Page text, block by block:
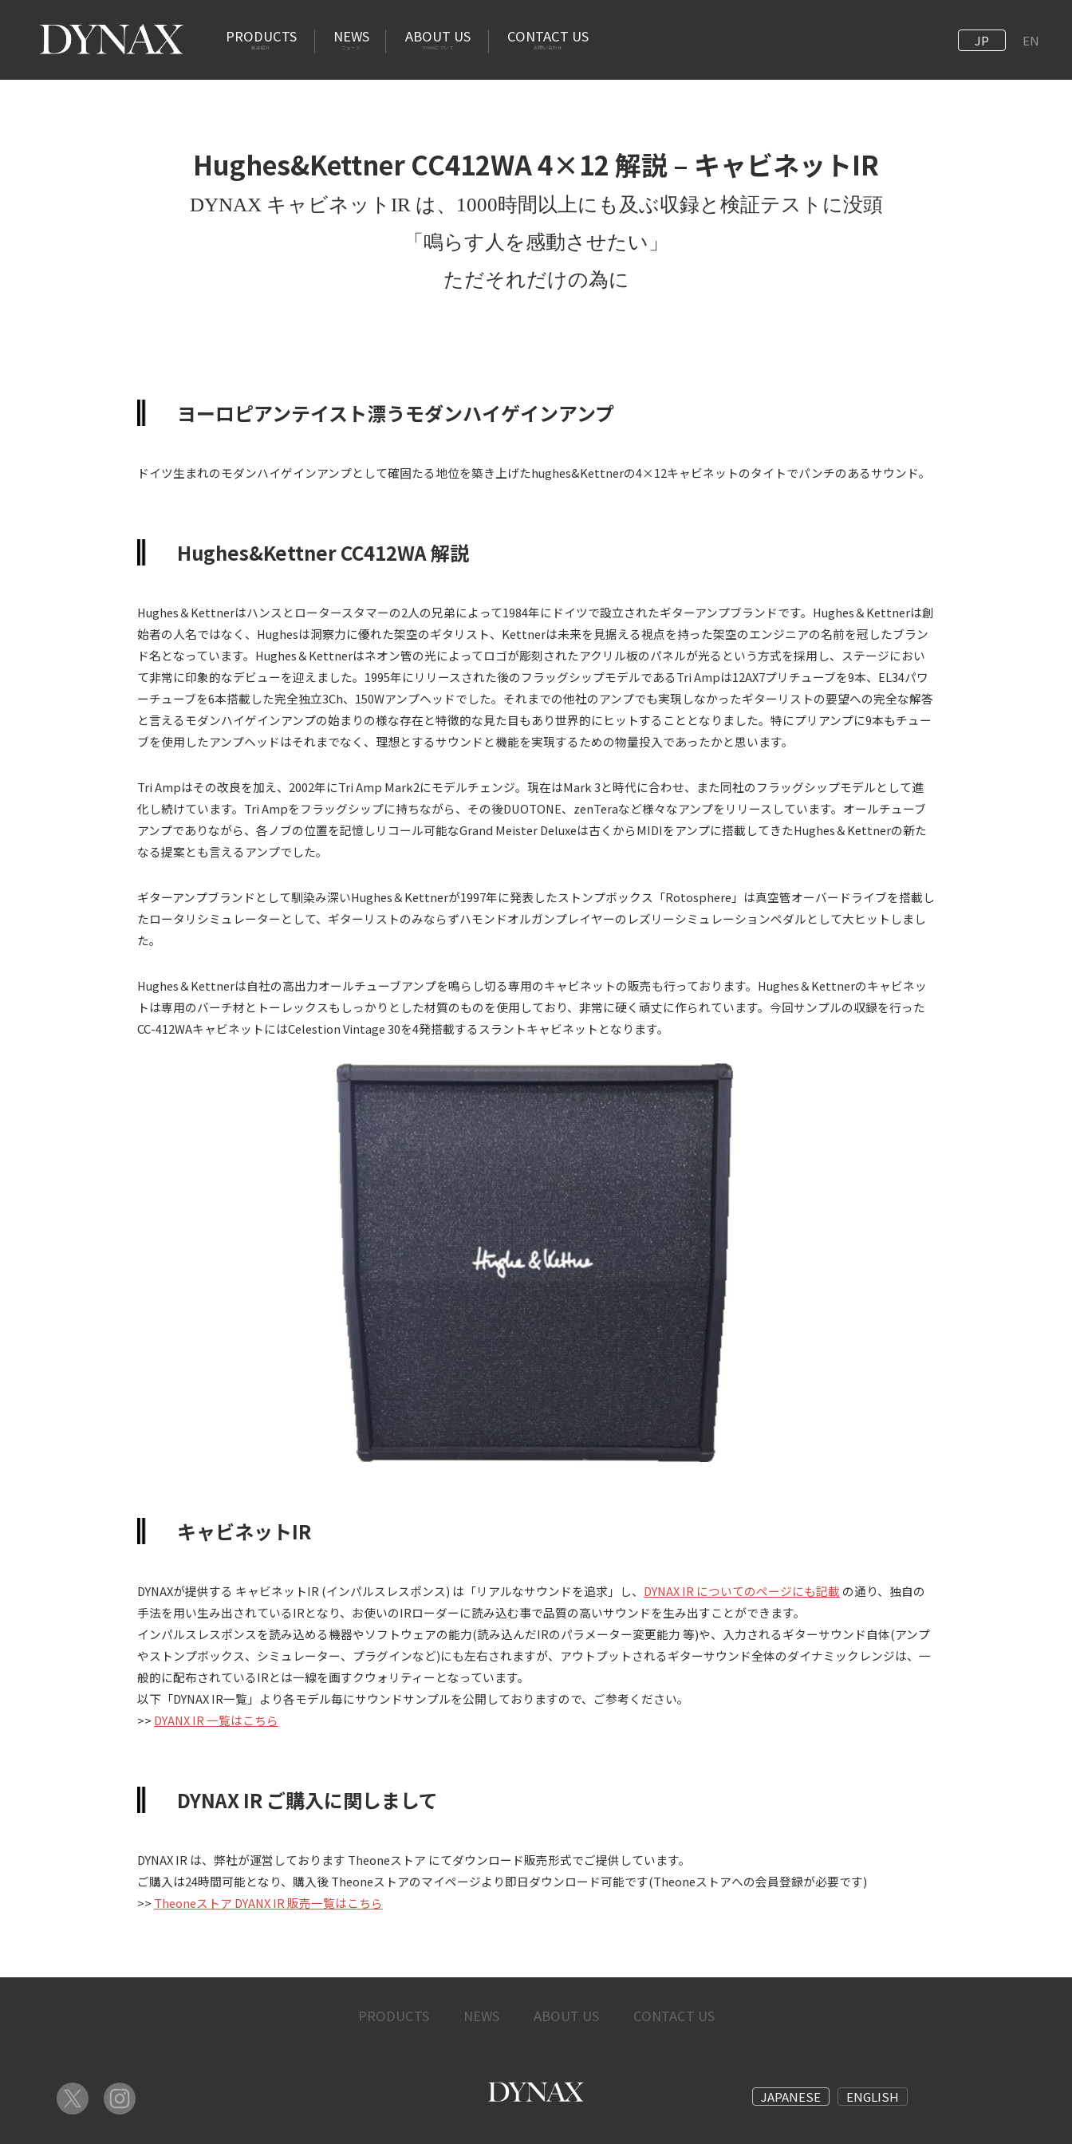
PRODUCTS
製品紹介
NEWS
ニュース
ABOUT US
DYNAXについて
CONTACT US
お問い合わせ JP EN
Hughes&Kettner CC412WA 4×12 解説 – キャビネットIR
DYNAX キャビネットIR は、1000時間以上にも及ぶ収録と検証テストに没頭
「鳴らす人を感動させたい」
ただそれだけの為に
ヨーロピアンテイスト漂うモダンハイゲインアンプ
ドイツ生まれのモダンハイゲインアンプとして確固たる地位を築き上げたhughes&Kettnerの4×12キャビネットのタイトでパンチのあるサウンド。
Hughes&Kettner CC412WA 解説
Hughes＆Kettnerはハンスとロータースタマーの2人の兄弟によって1984年にドイツで設立されたギターアンプブランドです。Hughes＆Kettnerは創
始者の人名ではなく、Hughesは洞察力に優れた架空のギタリスト、Kettnerは未来を見据える視点を持った架空のエンジニアの名前を冠したブラン
ド名となっています。Hughes＆Kettnerはネオン管の光によってロゴが彫刻されたアクリル板のパネルが光るという方式を採用し、ステージにおい
て非常に印象的なデビューを迎えました。1995年にリリースされた後のフラッグシップモデルであるTri Ampは12AX7プリチューブを9本、EL34パワ
ーチューブを6本搭載した完全独立3Ch、150Wアンプヘッドでした。それまでの他社のアンプでも実現しなかったギターリストの要望への完全な解答
と言えるモダンハイゲインアンプの始まりの様な存在と特徴的な見た目もあり世界的にヒットすることとなりました。特にプリアンプに9本もチュー
ブを使用したアンプヘッドはそれまでなく、理想とするサウンドと機能を実現するための物量投入であったかと思います。
Tri Ampはその改良を加え、2002年にTri Amp Mark2にモデルチェンジ。現在はMark 3と時代に合わせ、また同社のフラッグシップモデルとして進
化し続けています。Tri Ampをフラッグシップに持ちながら、その後DUOTONE、zenTeraなど様々なアンプをリリースしています。オールチューブ
アンプでありながら、各ノブの位置を記憶しリコール可能なGrand Meister Deluxeは古くからMIDIをアンプに搭載してきたHughes＆Kettnerの新た
なる提案とも言えるアンプでした。
ギターアンプブランドとして馴染み深いHughes＆Kettnerが1997年に発表したストンプボックス「Rotosphere」は真空管オーバードライブを搭載し
たロータリシミュレーターとして、ギターリストのみならずハモンドオルガンプレイヤーのレズリーシミュレーションペダルとして大ヒットしまし
た。
Hughes＆Kettnerは自社の高出力オールチューブアンプを鳴らし切る専用のキャビネットの販売も行っております。Hughes＆Kettnerのキャビネッ
トは専用のバーチ材とトーレックスもしっかりとした材質のものを使用しており、非常に硬く頑丈に作られています。今回サンプルの収録を行った
CC-412WAキャビネットにはCelestion Vintage 30を4発搭載するスラントキャビネットとなります。
キャビネットIR
DYNAXが提供する キャビネットIR (インパルスレスポンス) は「リアルなサウンドを追求」し、 DYNAX IR についてのページにも記載 の通り、独自の
手法を用い生み出されているIRとなり、お使いのIRローダーに読み込む事で品質の高いサウンドを生み出すことができます。
インパルスレスポンスを読み込める機器やソフトウェアの能力(読み込んだIRのパラメーター変更能力 等)や、入力されるギターサウンド自体(アンプ
やストンプボックス、シミュレーター、プラグインなど)にも左右されますが、アウトプットされるギターサウンド全体のダイナミックレンジは、一
般的に配布されているIRとは一線を画すクウォリティーとなっています。
以下「DYNAX IR一覧」より各モデル毎にサウンドサンプルを公開しておりますので、ご参考ください。
>> DYANX IR 一覧はこちら
DYNAX IR ご購入に関しまして
DYNAX IR は、弊社が運営しております Theoneストア にてダウンロード販売形式でご提供しています。
ご購入は24時間可能となり、購入後 Theoneストアのマイページより即日ダウンロード可能です(Theoneストアへの会員登録が必要です)
>> Theoneストア DYANX IR 販売一覧はこちら
PRODUCTS NEWS ABOUT US CONTACT US
JAPANESE ENGLISH